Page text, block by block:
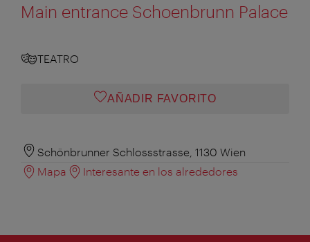
Main entrance Schoenbrunn Palace
TEATRO
AÑADIR FAVORITO
Schönbrunner Schlossstrasse, 1130 Wien
Mapa
Interesante en los alrededores